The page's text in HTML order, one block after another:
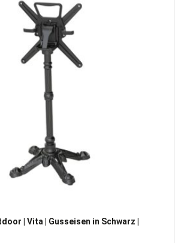
| Vita | Gusseisen in Schwarz |